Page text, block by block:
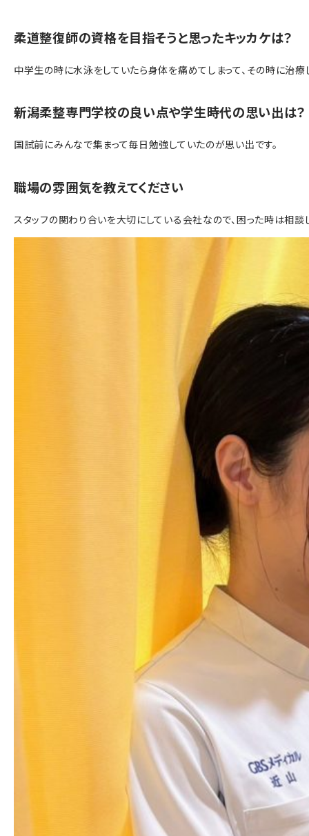
柔道整復師の資格を目指そうと思ったキッカケは？
中学生の時に水泳をしていたら身体を痛めてしまって、その時に治
新潟柔整専門学校の良い点や学生時代の思い出は？
国試前にみんなで集まって毎日勉強していたのが思い出です。
職場の雰囲気を教えてください
スタッフの関わり合いを大切にしている会社なので、困った時は相談